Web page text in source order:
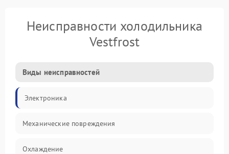
Неисправности холодильника
Vestfrost
Виды неисправностей
Электроника
Механические повреждения
Охлаждение